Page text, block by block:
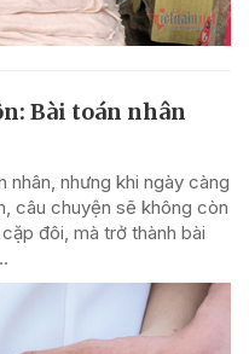
Bài toán nhân
nhân, nhưng khi ngày càng
câu chuyện sẽ không còn
đôi, mà trở thành bài